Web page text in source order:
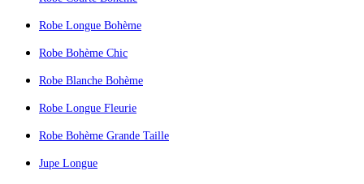
Robe Longue Bohème
Robe Bohème Chic
Robe Blanche Bohème
Robe Longue Fleurie
Robe Bohème Grande Taille
Jupe Longue